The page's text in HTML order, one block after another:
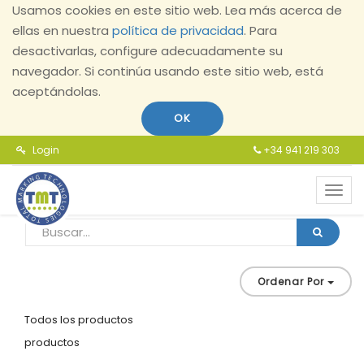
Usamos cookies en este sitio web. Lea más acerca de
ellas en nuestra política de privacidad. Para
desactivarlas, configure adecuadamente su
navegador. Si continúa usando este sitio web, está
aceptándolas.
OK
+34 941 219 303
Login
Ordenar Por
Todos los productos
productos